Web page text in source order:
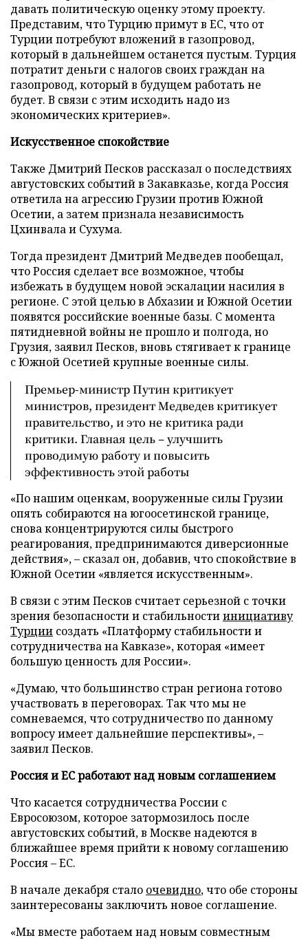
давать политическую оценку этому проекту.
Представим, что Турцию примут в ЕС, что от
Турции потребуют вложений в газопровод,
который в дальнейшем останется пустым. Турция
потратит деньги с налогов своих граждан на
газопровод, который в будущем работать не
будет. В связи с этим исходить надо из
экономических критериев».
Искусственное спокойствие
Также Дмитрий Песков рассказал о последствиях
августовских событий в Закавказье, когда Россия
ответила на агрессию Грузии против Южной
Осетии, а затем признала независимость
Цхинвала и Сухума.
Тогда президент Дмитрий Медведев пообещал,
что Россия сделает все возможное, чтобы
избежать в будущем новой эскалации насилия в
регионе. С этой целью в Абхазии и Южной Осетии
появятся российские военные базы. С момента
пятидневной войны не прошло и полгода, но
Грузия, заявил Песков, вновь стягивает к границе
с Южной Осетией крупные военные силы.
Премьер-министр Путин критикует
министров, президент Медведев критикует
правительство, и это не критика ради
критики. Главная цель – улучшить
проводимую работу и повысить
эффективность этой работы
«По нашим оценкам, вооруженные силы Грузии
опять собираются на югоосетинской границе,
снова концентрируются силы быстрого
реагирования, предпринимаются диверсионные
действия», – сказал он, добавив, что спокойствие в
Южной Осетии «является искусственным».
В связи с этим Песков считает серьезной с точки
зрения безопасности и стабильностиинициативу
Турции создать «Платформу стабильности и
сотрудничества на Кавказе», которая «имеет
большую ценность для России».
«Думаю, что большинство стран региона готово
участвовать в переговорах. Так что мы не
сомневаемся, что сотрудничество по данному
вопросу имеет дальнейшие перспективы», –
заявил Песков.
Россия и ЕС работают над новым соглашением
Что касается сотрудничества России с
Евросоюзом, которое затормозилось после
августовских событий, в Москве надеются в
ближайшее время прийти к новому соглашению
Россия – ЕС.
В начале декабря стало очевидно, что обе стороны
заинтересованы заключить новое соглашение.
«Мы вместе работаем над новым совместным